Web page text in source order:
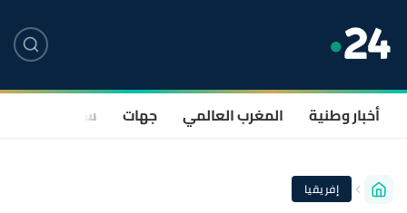
أخبار وطنية المغرب العالمي جهات سياسة
إفريقيا